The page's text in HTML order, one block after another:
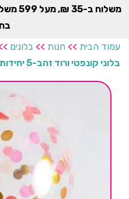
משלוח
עמוד הבית >> חנות >> בלונים
בלוני קונפטי ורוד זהב-5 יחידות